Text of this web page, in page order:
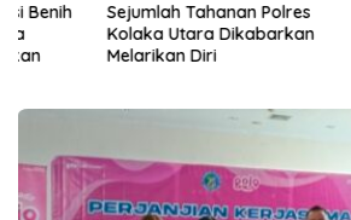
Sejumlah Tahanan Polres
Kolaka Utara Dikabarkan
Melarikan Diri
KSBSI